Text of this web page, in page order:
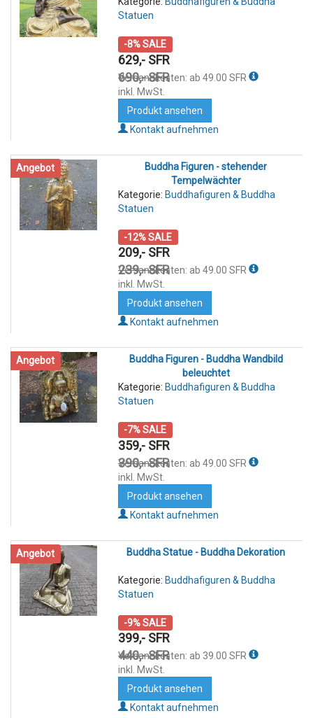
Statuen
-8% SALE
629,- SFR
690,- SFR
Versandkosten: ab 49.00 SFR
inkl. MwSt.
Produkt ansehen
Kontakt aufnehmen
Angebot
Buddha Figuren - stehender
Tempelwächter
Kategorie: Buddhafiguren & Buddha
Statuen
-12% SALE
209,- SFR
239,- SFR
Versandkosten: ab 49.00 SFR
inkl. MwSt.
Produkt ansehen
Kontakt aufnehmen
Angebot
Buddha Figuren - Buddha Wandbild
beleuchtet
Kategorie: Buddhafiguren & Buddha
Statuen
-7% SALE
359,- SFR
390,- SFR
Versandkosten: ab 49.00 SFR
inkl. MwSt.
Produkt ansehen
Kontakt aufnehmen
Angebot Buddha Statue - Buddha Dekoration
Kategorie: Buddhafiguren & Buddha
Statuen
-9% SALE
399,- SFR
440,- SFR
Versandkosten: ab 39.00 SFR
inkl. MwSt.
Produkt ansehen
Kontakt aufnehmen